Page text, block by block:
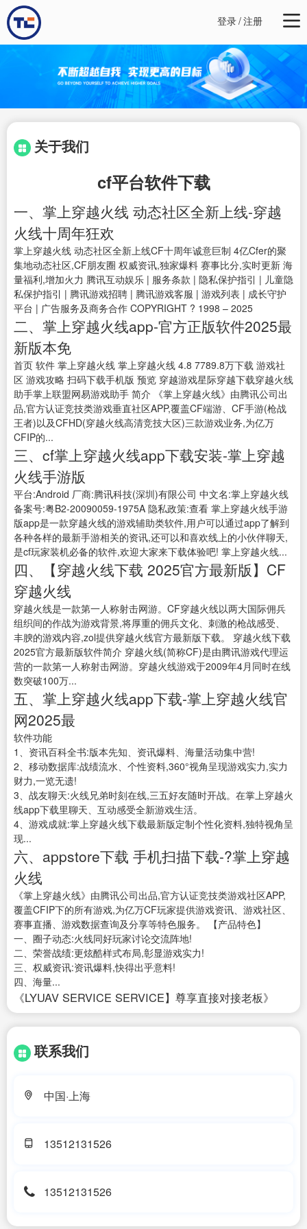
登录/注册
关于我们
cf平台软件下载
一、掌上穿越火线 动态社区全新上线-穿越
火线十周年狂欢
掌上穿越火线 动态社区全新上线CF十周年诚意巨制 4亿Cfer的聚
集地动态社区,CF朋友圈 权威资讯,独家爆料 赛事比分,实时更新 海
量福利,增加火力 腾讯互动娱乐 | 服务条款 | 隐私保护指引 | 儿童隐
私保护指引 | 腾讯游戏招聘 | 腾讯游戏客服 | 游戏列表 | 成长守护
平台 | 广告服务及商务合作 COPYRIGHT ? 1998 – 2025
二、掌上穿越火线app-官方正版软件2025最
新版本免
首页 软件 掌上穿越火线 掌上穿越火线 4.8 7789.8万下载 游戏社
区 游戏攻略 扫码下载手机版 预览 穿越游戏星际穿越下载穿越火线
助手掌上联盟网易游戏助手 简介 《掌上穿越火线》由腾讯公司出
品,官方认证竞技类游戏垂直社区APP,覆盖CF端游、CF手游(枪战
王者)以及CFHD(穿越火线高清竞技大区)三款游戏业务,为亿万
CFIP的...
三、cf掌上穿越火线app下载安装-掌上穿越
火线手游版
平台:Android 厂商:腾讯科技(深圳)有限公司 中文名:掌上穿越火线
备案号:粤B2-20090059-1975A 隐私政策:查看 掌上穿越火线手游
版app是一款穿越火线的游戏辅助类软件,用户可以通过app了解到
各种各样的最新手游相关的资讯,还可以和喜欢线上的小伙伴聊天,
是cf玩家装机必备的软件,欢迎大家来下载体验吧! 掌上穿越火线...
四、【穿越火线下载 2025官方最新版】CF
穿越火线
穿越火线是一款第一人称射击网游。CF穿越火线以两大国际佣兵
组织间的作战为游戏背景,将厚重的佣兵文化、刺激的枪战感受、
丰腴的游戏内容,zol提供穿越火线官方最新版下载。 穿越火线下载
2025官方最新版软件简介 穿越火线(简称CF)是由腾讯游戏代理运
营的一款第一人称射击网游。穿越火线游戏于2009年4月同时在线
数突破100万...
五、掌上穿越火线app下载-掌上穿越火线官
网2025最
软件功能
1、资讯百科全书:版本先知、资讯爆料、海量活动集中营!
2、移动数据库:战绩流水、个性资料,360°视角呈现游戏实力,实力
财力,一览无遗!
3、战友聊天:火线兄弟时刻在线,三五好友随时开战。在掌上穿越火
线app下载里聊天、互动感受全新游戏生活。
4、游戏成就:掌上穿越火线下载最新版定制个性化资料,独特视角呈
现...
六、appstore下载 手机扫描下载-?掌上穿越
火线
《掌上穿越火线》由腾讯公司出品,官方认证竞技类游戏社区APP,
覆盖CFIP下的所有游戏,为亿万CF玩家提供游戏资讯、游戏社区、
赛事直播、游戏数据查询及分享等特色服务。 【产品特色】
一、圈子动态:火线同好玩家讨论交流阵地!
二、荣誉战绩:更炫酷样式布局,彰显游戏实力!
三、权威资讯:资讯爆料,快得出乎意料!
四、海量...
《LYUAV SERVICE SERVICE】尊享直接对接老板》
联系我们
中国·上海
13512131526
13512131526